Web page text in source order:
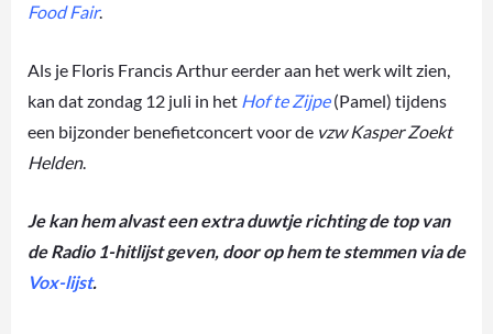
Food Fair.
Als je Floris Francis Arthur eerder aan het werk wilt zien,
kan dat zondag 12 juli in het Hof te Zijpe(Pamel) tijdens
een bijzonder benefietconcert voor de vzw Kasper Zoekt
Helden.
Je kan hem alvast een extra duwtje richting de top van
de Radio 1-hitlijst geven, door op hem te stemmen via de
Vox-lijst.